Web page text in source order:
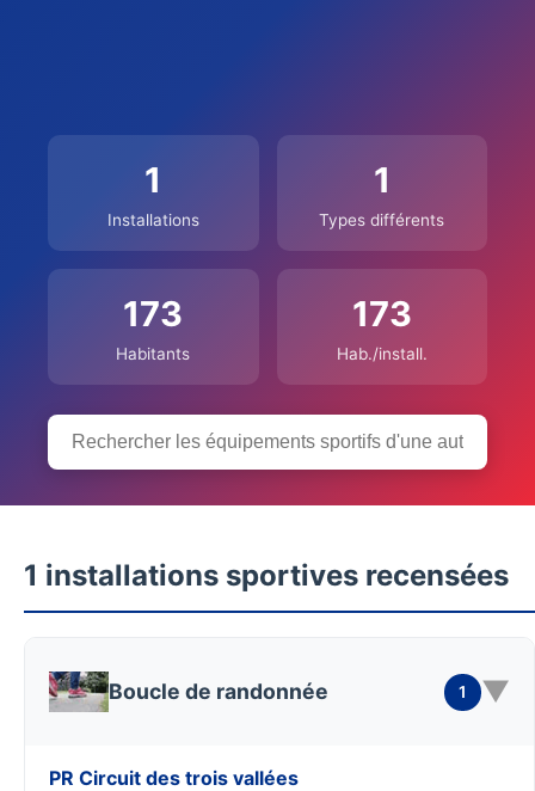
1
Installations
1
Types différents
173
Habitants
173
Hab./install.
1 installations sportives recensées
Boucle de randonnée 1 ▼
PR Circuit des trois vallées